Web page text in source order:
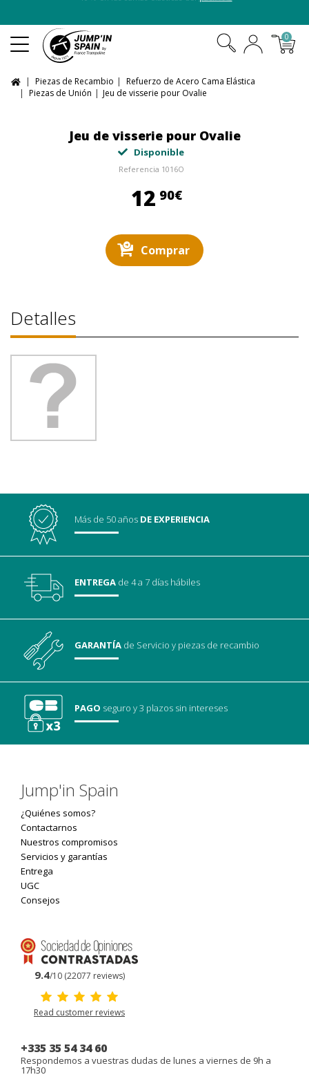
0
Piezas de Recambio
Refuerzo de Acero Cama Elástica
Piezas de Unión
Jeu de visserie pour Ovalie
Jeu de visserie pour Ovalie
Disponible
Referencia 1016O
12 90€12,90 €
Comprar
Detalles
Más de 50 años DE EXPERIENCIA
ENTREGA de 4 a 7 días hábiles
GARANTÍA de Servicioy piezas de recambio
PAGO seguroy 3 plazos sin intereses
Jump'in Spain
¿Quiénes somos?
Contactarnos
Nuestros compromisos
Servicios y garantías
Entrega
UGC
Consejos
9.4/10 (22077 reviews)
Read customer reviews
+335 35 54 34 60
Respondemos a vuestras dudas de lunes a viernes de 9h a
17h30